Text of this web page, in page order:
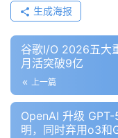
生成海报
谷歌I/O 2026五大
月活突破9亿
上一篇
OpenAI 升级
明，同时弃用o3和